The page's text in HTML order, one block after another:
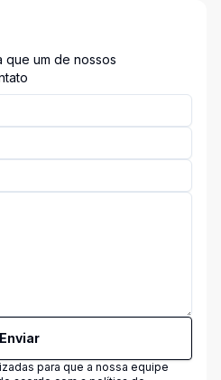
que um de nossos
Enviar
para que a nossa equipe